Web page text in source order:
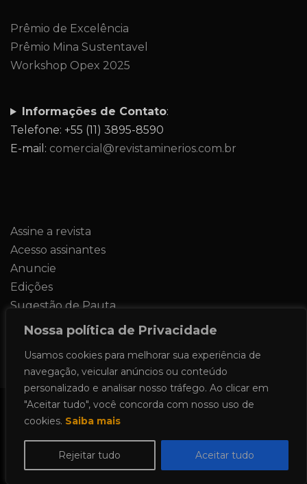
Nossa política de Privacidade
Usamos cookies para melhorar sua experiência de
navegação, veicular anúncios ou conteúdo
personalizado e analisar nosso tráfego. Ao clicar em
"Aceitar tudo", você concorda com nosso uso de
cookies. Saiba mais
Rejeitar tudo Aceitar tudo
Prêmio de Excelência
Prêmio Mina Sustentavel
Workshop Opex 2025
Informações de Contato:
Telefone: +55 (11) 3895-8590
E-mail: comercial@revistaminerios.com.br
Assine a revista
Acesso assinantes
Anuncie
Edições
Sugestão de Pauta
Contato
Todos os direitos reservados 2024.
Allure News by
Candid Themes.